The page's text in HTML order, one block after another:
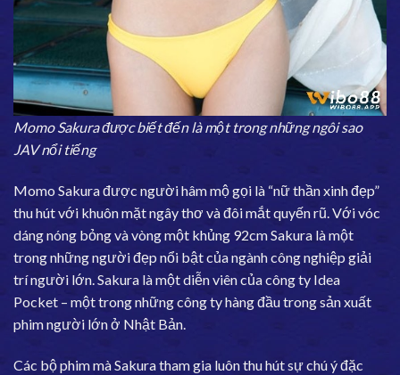
Momo Sakura được biết đến là một trong những ngôi sao
JAV nổi tiếng
Momo Sakura được người hâm mộ gọi là “nữ thần xinh đẹp”
thu hút với khuôn mặt ngây thơ và đôi mắt quyến rũ. Với vóc
dáng nóng bỏng và vòng một khủng 92cm Sakura là một
trong những người đẹp nổi bật của ngành công nghiệp giải
trí người lớn. Sakura là một diễn viên của công ty Idea
Pocket – một trong những công ty hàng đầu trong sản xuất
phim người lớn ở Nhật Bản.
Các bộ phim mà Sakura tham gia luôn thu hút sự chú ý đặc